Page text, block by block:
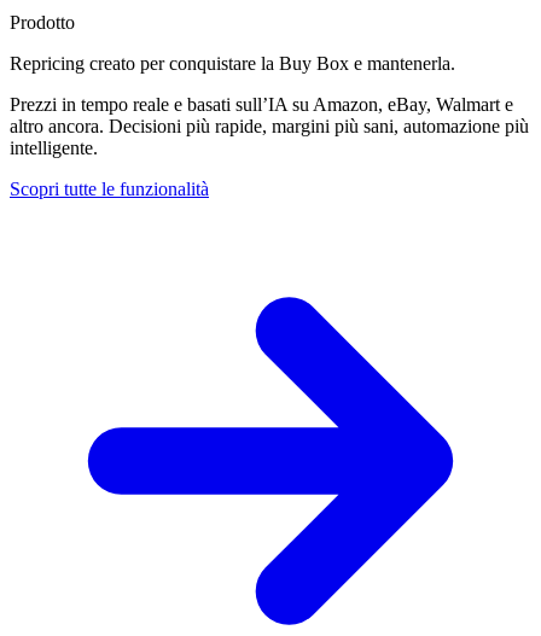
Prodotto
Repricing creato perconquistare la Buy Box e mantenerla.
Prezzi in tempo reale e basati sull’IA su Amazon, eBay, Walmart e
altro ancora. Decisioni più rapide, margini più sani, automazione più
intelligente.
Scopri tutte le funzionalità